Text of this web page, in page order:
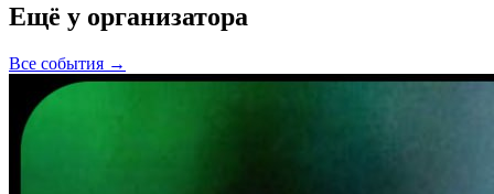
Ещё у организатора
Все события →